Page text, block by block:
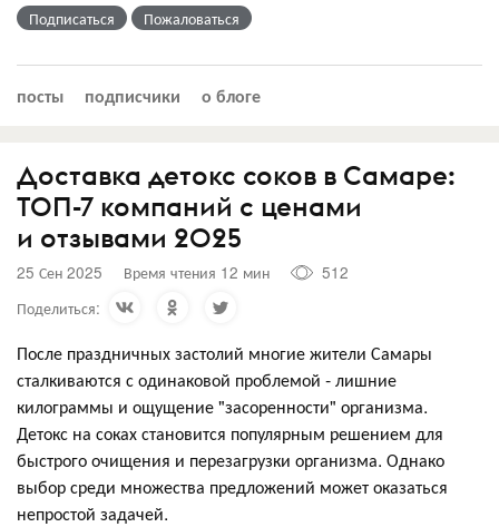
Подписаться Пожаловаться
посты подписчики о блоге
Доставка детокс соков в Самаре:
ТОП-7 компаний с ценами
и отзывами 2025
25 Сен 2025 Время чтения 12 мин
512
Поделиться:
После праздничных застолий многие жители Самары
сталкиваются с одинаковой проблемой - лишние
килограммы и ощущение "засоренности" организма.
Детокс на соках становится популярным решением для
быстрого очищения и перезагрузки организма. Однако
выбор среди множества предложений может оказаться
непростой задачей.